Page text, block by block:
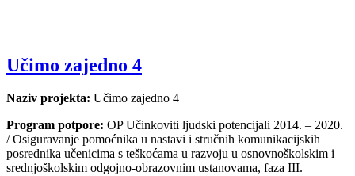
Učimo zajedno 4
Naziv projekta: Učimo zajedno 4
Program potpore: OP Učinkoviti ljudski potencijali 2014. – 2020.
/ Osiguravanje pomoćnika u nastavi i stručnih komunikacijskih
posrednika učenicima s teškoćama u razvoju u osnovnoškolskim i
srednjoškolskim odgojno-obrazovnim ustanovama, faza III.